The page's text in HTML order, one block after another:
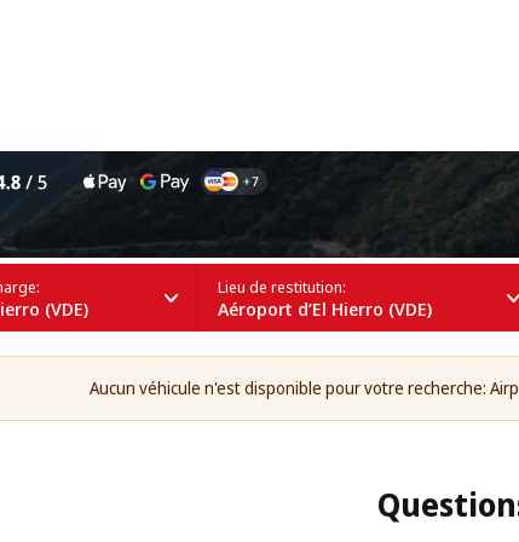
(VDE)
Lieu de restitution:
Aéroport d’El Hierro (VDE)
Aucun véhicule n'est disponible pour votre recherche: